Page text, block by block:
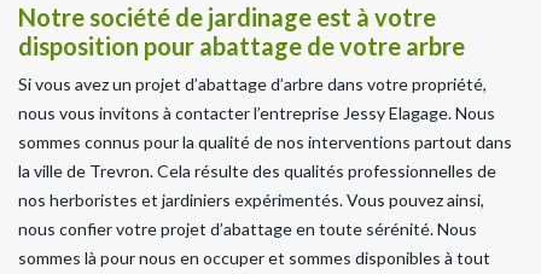
Notre société de jardinage est à votre
disposition pour abattage de votre arbre
Si vous avez un projet d’abattage d’arbre dans votre propriété,
nous vous invitons à contacter l’entreprise Jessy Elagage. Nous
sommes connus pour la qualité de nos interventions partout dans
la ville de Trevron. Cela résulte des qualités professionnelles de
nos herboristes et jardiniers expérimentés. Vous pouvez ainsi,
nous confier votre projet d’abattage en toute sérénité. Nous
sommes là pour nous en occuper et sommes disponibles à tout